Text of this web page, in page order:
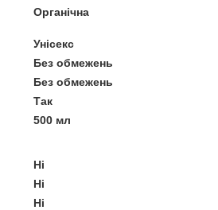
Органічна
Унісекс
Без обмежень
Без обмежень
Так
500 мл
Ні
Ні
Ні